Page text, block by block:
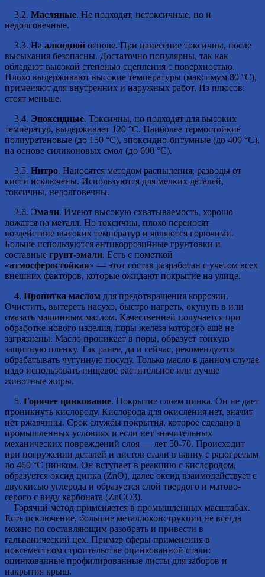
3.2. Масляные. Не подходят, нетоксичные, но и
недолговечные.
3.3. На алкидной основе. При нанесение токсичны, после
высыхания безопасны. Достаточно популярны, так как
обладают высокой степенью сцепления с поверхностью.
Плохо выдерживают высокие температуры (максимум 80 °С),
применяют для внутренних и наружных работ. Из плюсов:
стоят меньше.
3.4. Эпоксидные. Токсичны, но подходят для высоких
температур, выдерживает 120 °С. Наиболее термостойкие
полиуретановые (до 150 °С), эпоксидно-битумные (до 400 °С),
на основе силиконовых смол (до 600 °С).
3.5. Нитро. Наносятся методом распыления, разводы от
кисти исключены. Используются для мелких деталей,
токсичны, недолговечны.
3.6. Эмали. Имеют высокую схватываемость, хорошо
ложатся на металл. Но токсичны, плохо переносят
воздействие высоких температур и являются горючими.
Больше используются антикоррозийные грунтовки и
составные грунт-эмали. Есть с пометкой
«атмосферостойкая» — этот состав разработан с учетом всех
внешних факторов, которые ожидают покрытие на улице.
4. Пропитка маслом для предотвращения коррозии.
Очистить, вытереть насухо, быстро нагреть, окунуть в или
смазать машинным маслом. Качественней получается при
обработке нового изделия, поры железа которого ещё не
загрязнены. Масло проникает в поры, образует тонкую
защитную пленку. Так ранее, да и сейчас, рекомендуется
обрабатывать чугунную посуду. Только масло в данном случае
надо использовать пищевое растительное или лучше
животные жиры.
5. Горячее цинкование. Покрытие слоем цинка. Он не дает
проникнуть кислороду. Кислорода для окисления нет, значит
нет ржавчины. Срок службы покрытия, которое сделано в
промышленных условиях и если нет значительных
механических повреждений слоя — лет 50-70. Происходит
при погружении деталей и листов стали в ванну с разогретым
до 460 °C цинком. Он вступает в реакцию с кислородом,
образуется оксид цинка (ZnO), далее оксид взаимодействует с
двуокисью углерода и образуется слой твердого и матово-
серого с виду карбоната (ZnCO3).
Горячий метод применяется в промышленных масштабах.
Есть исключение, большие металлоконструкции не всегда
можно по составляющим разобрать и привести в
гальванический цех. Пример сферы применения в
повсеместном строительстве оцинкованной стали:
оцинкованные профилированные листы для заборов и
накрытия крыш.